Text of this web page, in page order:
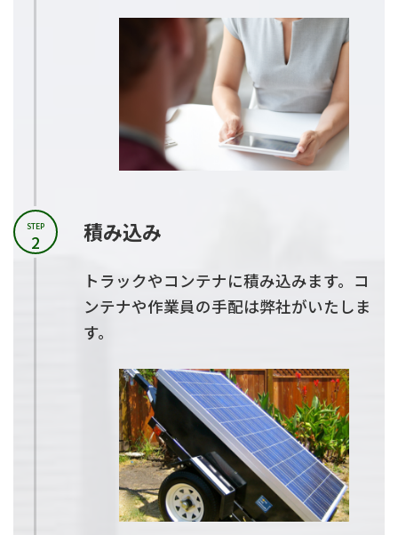
積み込み
トラックやコンテナに積み込みます。コ
ンテナや作業員の手配は弊社がいたしま
す。
STEP
2